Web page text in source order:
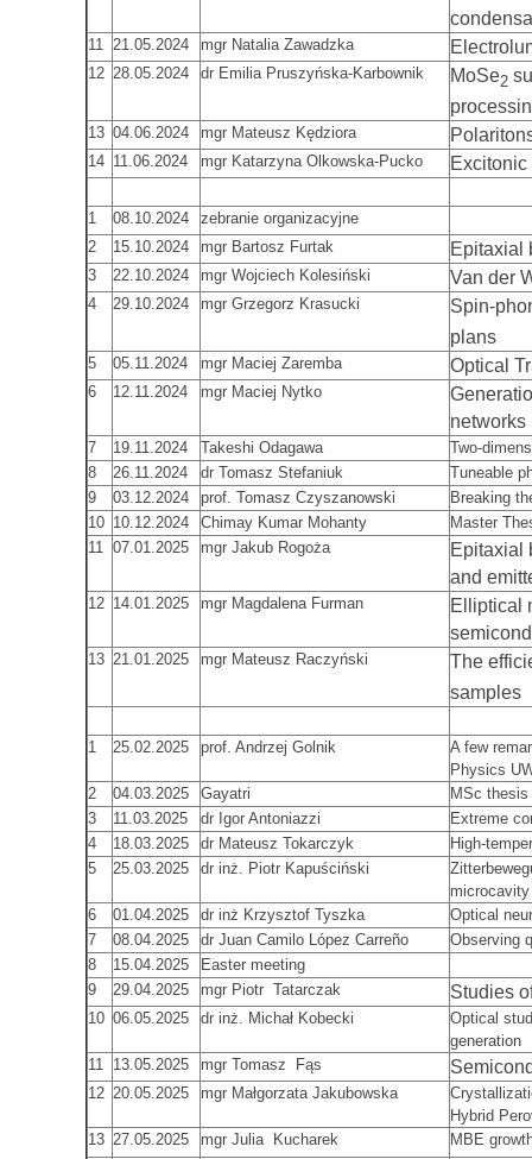
11 21.05.2024 mgr Natalia Zawadzka
12 28.05.2024 dr Emilia Pruszyńska-Karbownik MoSe2
13 04.06.2024 mgr Mateusz Kędziora
14 11.06.2024 mgr Katarzyna Olkowska-Pucko
1 08.10.2024
zebranie organizacyjne
2
15.10.2024 mgr Bartosz Furtak Epitaxial
3 22.10.2024 mgr Wojciech Kolesiński Van der
4 29.10.2024 mgr Grzegorz Krasucki
Spin-
plans
5 05.11.2024 mgr Maciej Zaremba Optical
6 12.11.2024 mgr Maciej Nytko
networks
7 19.11.2024 Takeshi Odagawa
Two-
8
26.11.2024 dr Tomasz Stefaniuk
Tuneable
9
03.12.2024 prof. Tomasz Czyszanowski
Breaking
10 10.12.2024 Chimay Kumar Mohanty
Master
11 07.01.2025 mgr Jakub Rogoża
Epitaxial
and
12 14.01.2025 mgr Magdalena Furman
Elliptical
13 21.01.2025 mgr Mateusz Raczyński
The
samples
1 25.02.2025 prof. Andrzej Golnik
A few
Physics
2
04.03.2025 Gayatri
MSc
3
11.03.2025 dr Igor Antoniazzi
Extreme
4
18.03.2025 dr Mateusz Tokarczyk
High-
5
25.03.2025 dr inż. Piotr Kapuściński
microcavity
6
01.04.2025 dr inż Krzysztof Tyszka
Optical
7
08.04.2025 dr Juan Camilo López Carreño
Observing
8
15.04.2025
Easter meeting
9
29.04.2025 mgr Piotr Tatarczak Studies
10 06.05.2025 dr inż. Michał Kobecki
Optical
generation
11 13.05.2025 mgr Tomasz Fąs
12 20.05.2025 mgr Małgorzata Jakubowska
Hybrid
13 27.05.2025 mgr Julia Kucharek
MBE